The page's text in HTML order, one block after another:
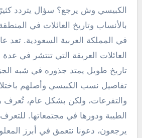
بالأنساب وتاريخ العائلات في
في المملكة العربية السعودية. تعد
العائلات العريقة التي تنتشر في
تاريخ طويل يمتد جذوره في شبه
تفاصيل نسب الكبيسي وأصلهم
والتفرعات، ولكن بشكل عام، تُعرف
الطيبة ودورها في مجتمعاتها.
يرجعون، دعونا نتعمق في أبرز